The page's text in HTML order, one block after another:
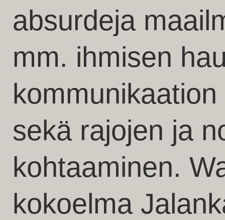
absurdeja
mm. ihmisen
sekä rajojen ja
kohtaaminen.
kokoelma